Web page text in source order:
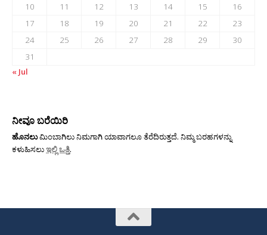
10
11 12 13 14 15
16
17
18 19 20 21 22
23
24
25 26 27 28 29
30
31
« Jul
ನೀವೂ ಬರೆಯಿರಿ
ಹೊನಲುಮಿಂಬಾಗಿಲು ನಿಮಗಾಗಿ ಯಾವಾಗಲೂ ತೆರೆದಿರುತ್ತದೆ. ನಿಮ್ಮ ಬರಹಗಳನ್ನು
ಕಳುಹಿಸಲುಇಲ್ಲಿ ಒತ್ತಿ.